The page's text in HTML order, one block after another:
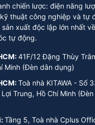
chiến lược: điện năng
thuật công nghiệp và tự
xuất độc lập lớn nhất
tự động.
41F/12 Đặng Thùy
Minh (Đèn dân dụng)
Toà nhà KITAWA - Số
Trung, Hồ Chí Minh
Tầng 5, Toà nhà Cplus